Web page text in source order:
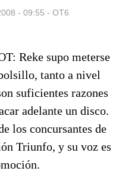
- 09:55 - OT6
Reke supo meterse
tanto a nivel
suficientes razones
adelante un disco.
los concursantes de
Triunfo, y su voz es